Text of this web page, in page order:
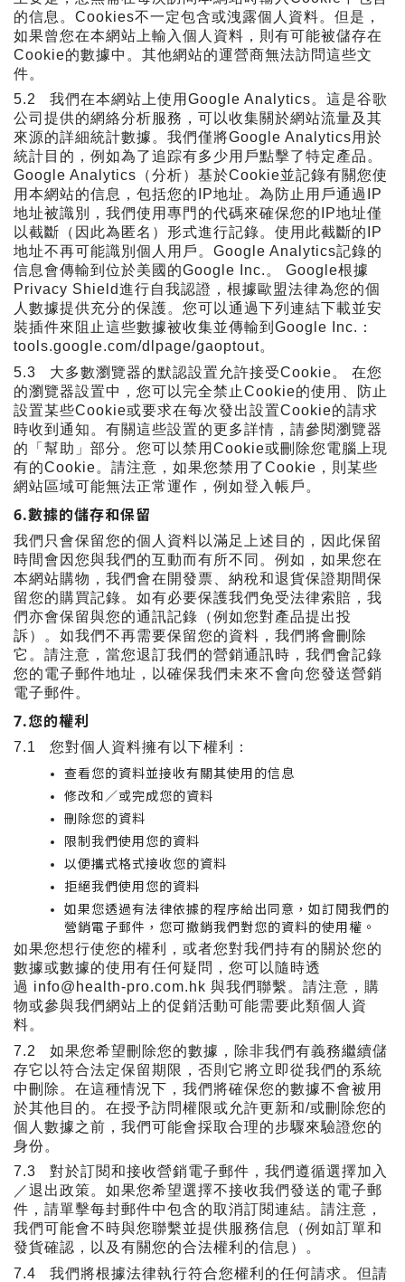
的信息。 Cookies不一定包含或洩露個人資料。但是，
如果曾您在本網站上輸入個人資料，則有可能被儲存在
Cookie的數據中。其他網站的運營商無法訪問這些文
件。
5.2 我們在本網站上使用 Google Analytics。這是谷歌
公司提供的網絡分析服務，可以收集關於網站流量及其
來源的詳細統計數據。我們僅將Google Analytics用於
統計目的，例如為了追踪有多少用戶點擊了特定產品。
Google Analytics （分析）基於Cookie並記錄有關您使
用本網站的信息，包括您的 IP地址。為防止用戶通過 IP
地址被識別，我們使用專門的代碼來確保您的 IP地址僅
以截斷（因此為匿名）形式進行記錄。使用此截斷的 IP
地址不再可能識別個人用戶。 Google Analytics記錄的
信息會傳輸到位於美國的Google Inc. 。 Google根據
Privacy Shield進行自我認證，根據歐盟法律為您的個
人數據提供充分的保護。您可以通過下列連結下載並安
裝插件來阻止這些數據被收集並傳輸到 Google Inc. ：
tools.google.com/dlpage/gaoptout。
5.3 大多數瀏覽器的默認設置允許接受Cookie。
在您
的瀏覽器設置中，您可以完全禁止Cookie的使用、防止
設置某些Cookie或要求在每次發出設置Cookie的請求
時收到通知。有關這些設置的更多詳情，請參閱瀏覽器
的「幫助」部分。您可以禁用 Cookie或刪除您電腦上現
有的Cookie。請注意，如果您禁用了Cookie ，則某些
網站區域可能無法正常運作，例如登入帳戶。
6.數據的儲存和保留
我們只會保留您的個人資料以滿足上述目的，因此保留
時間會因您與我們的互動而有所不同。例如，如果您在
本網站購物，我們會在開發票、納稅和退貨保證期間保
留您的購買記錄。如有必要保護我們免受法律索賠，我
們亦會保留與您的通訊記錄（例如您對產品提出投
訴）。如我們不再需要保留您的資料，我們將會刪除
它。請注意，當您退訂我們的營銷通訊時，我們會記錄
您的電子郵件地址，以確保我們未來不會向您發送營銷
電子郵件。
7.您的權利
7.1 您對個人資料擁有以下權利：
查看您的資料並接收有關其使用的信息
修改和／或完成您的資料
刪除您的資料
限制我們使用您的資料
以便攜式格式接收您的資料
拒絕我們使用您的資料
如果您透過有法律依據的程序給出同意，如訂閱我們的
營銷電子郵件，您可撤銷我們對您的資料的使用權。
如果您想行使您的權利，或者您對我們持有的關於您的
數據或數據的使用有任何疑問，您可以隨時透
過 info@health-pro.com.hk 與我們聯繫。請注意，購
物或參與我們網站上的促銷活動可能需要此類個人資
料。
7.2 如果您希望刪除您的數據，除非我們有義務繼續儲
存它以符合法定保留期限，否則它將立即從我們的系統
中刪除。在這種情況下，我們將確保您的數據不會被用
於其他目的。在授予訪問權限或允許更新和/或刪除您的
個人數據之前，我們可能會採取合理的步驟來驗證您的
身份。
7.3 對於訂閱和接收營銷電子郵件，我們遵循選擇加入
／退出政策。如果您希望選擇不接收我們發送的電子郵
件，請單擊每封郵件中包含的取消訂閱連結。請注意，
我們可能會不時與您聯繫並提供服務信息（例如訂單和
發貨確認，以及有關您的合法權利的信息）。
7.4 我們將根據法律執行符合您權利的任何請求。但請